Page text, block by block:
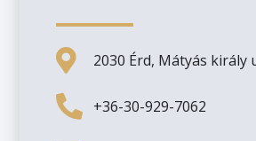
2030 Érd, Mátyás király
+36-30-929-7062